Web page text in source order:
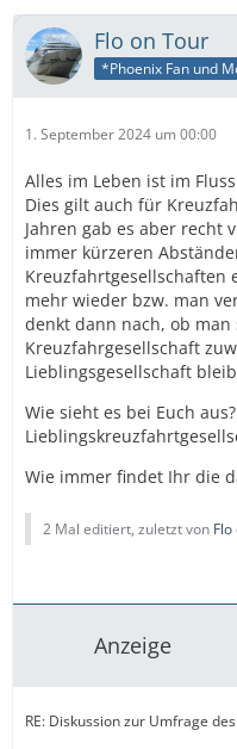
Flo on Tour
*Phoenix Fan und
1. September 2024 um 00:00
Alles im Leben ist im
Dies gilt auch für
Jahren gab es aber recht
immer kürzeren
Kreuzfahrtgesellschaften
mehr wieder bzw. man
denkt dann nach, ob
Kreuzfahrgesellschaft
Lieblingsgesellschaft
Wie sieht es bei Euch
Wie immer findet Ihr die
2 Mal editiert, zuletzt von
Anzeige
RE: Diskussion zur Umfrage